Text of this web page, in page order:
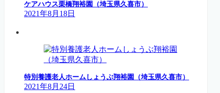
ケアハウス栗橋翔裕園（埼玉県久喜市）
2021年8月18日
特別養護老人ホームしょうぶ翔裕園（埼玉県久喜市）
2021年8月24日